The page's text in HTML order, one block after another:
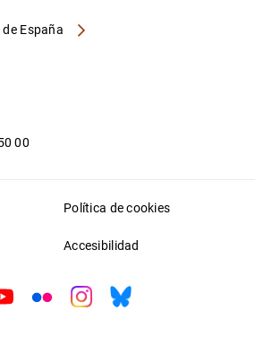
España
00
Política de cookies
Accesibilidad
FlickrInstagram
Bluesky